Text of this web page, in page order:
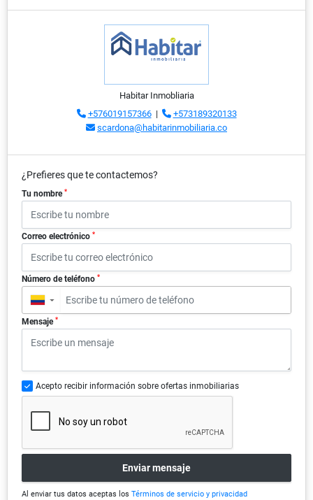
Habitar Inmobliaria
+576019157366|
+573189320133
scardona@habitarinmobiliaria.co
¿Prefieres que te contactemos?
Tu nombre *
Correo electrónico *
Número de teléfono *
▼
Mensaje *
Acepto recibir información sobre ofertas inmobiliarias
Enviar mensaje
Al enviar tus datos aceptas los Términos de servicio y privacidad